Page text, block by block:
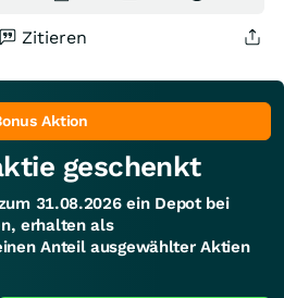
Zitieren
Aktion
geschenkt
31.08.2026 ein Depot bei
erhalten als
Anteil ausgewählter Aktien